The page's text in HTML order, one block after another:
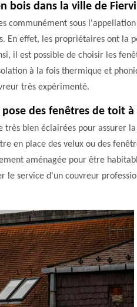
bois dans la ville de
communément sous
En effet, les propriétaires ont la
il est possible de choisir les
à la fois thermique et
très expérimenté.
des fenêtres de toit à
très bien éclairées pour assurer
en place des velux ou des
aménagée pour être
le service d'un couvreur